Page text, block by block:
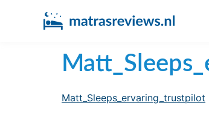
Matt_Sleeps_ervaring_trustpilot